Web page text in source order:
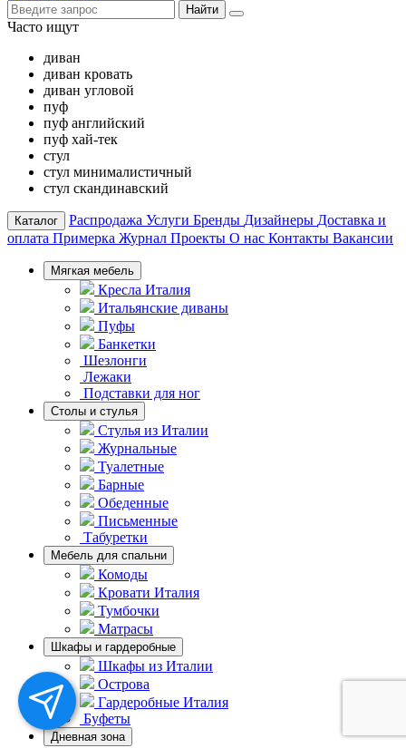
Найти
Часто ищут
диван
диван кровать
диван угловой
пуф
пуф английский
пуф хай-тек
стул
стул минималистичный
стул скандинавский
Каталог Распродажа Услуги Бренды Дизайнеры Доставка и
оплата Примерка Журнал Проекты О нас Контакты Вакансии
Мягкая мебель
Кресла Италия
Итальянские диваны
Пуфы
Банкетки
Шезлонги
Лежаки
Подставки для ног
Столы и стулья
Стулья из Италии
Журнальные
Туалетные
Барные
Обеденные
Письменные
Табуретки
Мебель для спальни
Комоды
Кровати Италия
Тумбочки
Матрасы
Шкафы и гардеробные
Шкафы из Италии
Острова
Гардеробные Италия
Буфеты
Дневная зона